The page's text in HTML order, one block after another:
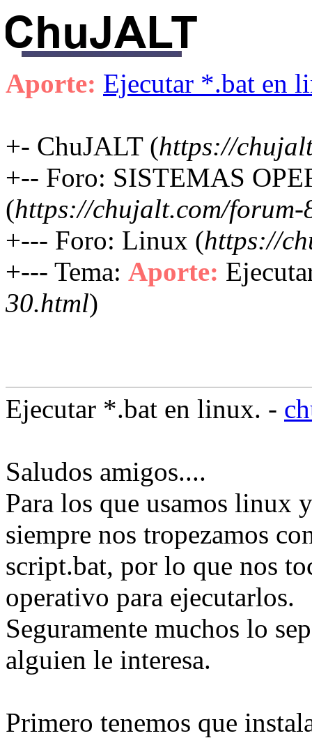
Aporte: Ejecutar *.bat en
+- ChuJALT (https://
+-- Foro: SISTEMAS
(https://chujalt.com/forum-
+--- Foro: Linux (https://
+--- Tema: Aporte:
30.html)
Ejecutar *.bat en linux. -
Saludos amigos....
Para los que usamos linux
siempre nos tropezamos
script.bat, por lo que nos
operativo para ejecutarlos.
Seguramente muchos lo
alguien le interesa.
Primero tenemos que